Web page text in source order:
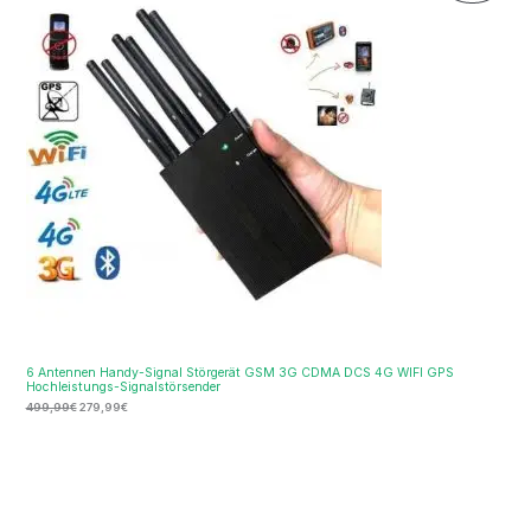
6 Antennen Handy-Signal Störgerät GSM 3G CDMA DCS 4G WIFI GPS
Hochleistungs-Signalstörsender
499,99€ 279,99€
ist:
279,99€.